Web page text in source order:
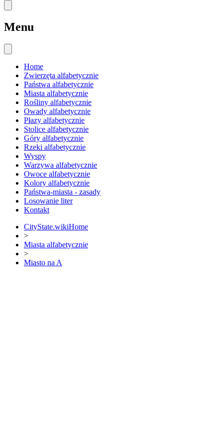
Menu
Home
Zwierzęta alfabetycznie
Państwa alfabetycznie
Miasta alfabetycznie
Rośliny alfabetycznie
Owady alfabetycznie
Płazy alfabetycznie
Stolice alfabetycznie
Góry alfabetycznie
Rzeki alfabetycznie
Wyspy
Warzywa alfabetycznie
Owoce alfabetycznie
Kolory alfabetycznie
Państwa-miasta - zasady
Losowanie liter
Kontakt
CityState.wikiHome
>
Miasta alfabetycznie
>
Miasto na A